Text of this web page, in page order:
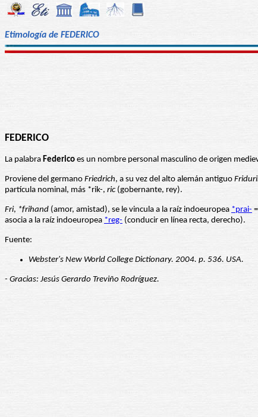
Etimología de FEDERICO
FEDERICO
La palabra Federico es un nombre personal masculino de origen
Proviene del germano Friedrich, a su vez del alto alemán antiguo
partícula nominal, más *rik-, ric (gobernante, rey).
Fri, *frihand (amor, amistad), se le vincula a la raíz indoeuropea *prai-
asocia a la raíz indoeuropea *reg- (conducir en línea recta, derecho).
Fuente:
Webster's New World College Dictionary. 2004. p. 536. USA.
- Gracias: Jesús Gerardo Treviño Rodríguez.